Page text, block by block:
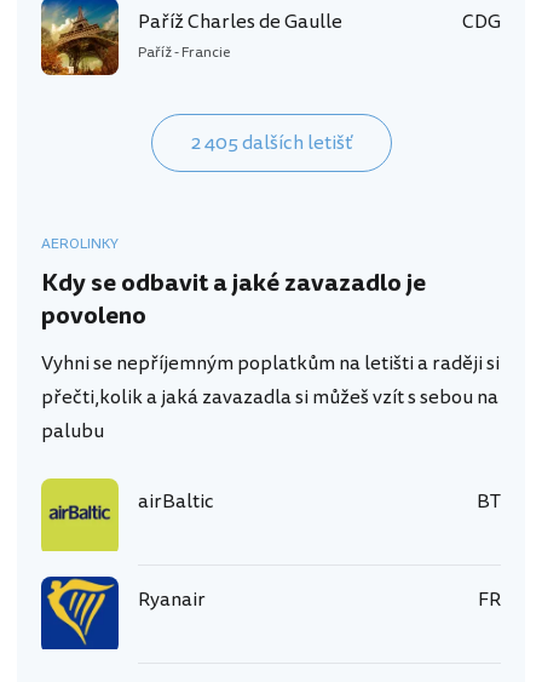
Paříž Charles de Gaulle
Paříž - Francie
CDG
2 405 dalších letišť
AEROLINKY
Kdy se odbavit a jaké zavazadlo je
povoleno
Vyhni se nepříjemným poplatkům na letišti a raději si
přečti,kolik a jaká zavazadla si můžeš vzít s sebou na
palubu
airBaltic BT
Ryanair FR